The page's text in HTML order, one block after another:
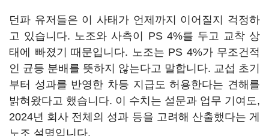
던파 유저들은 이 사태가 언제까지 이어질지 걱정하
고 있습니다. 노조와 사측이 PS 4%를 두고 교착 상
태에 빠졌기 때문입니다. 노조는 PS 4%가 무조건적
인 균등 분배를 뜻하지 않는다고 말합니다. 교섭 초기
부터 성과를 반영한 차등 지급도 허용한다는 견해를
밝혀왔다고 했습니다. 이 수치는 설문과 업무 기여도,
2024년 회사 전체의 성과 등을 고려해 산출했다는 게
노조 설명입니다.